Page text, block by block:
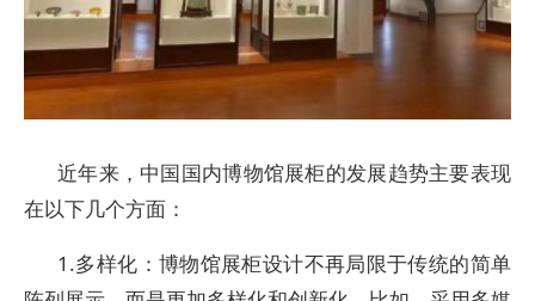
近年来，中国国内博物馆展柜的发展趋势主要表现
在以下几个方面：
1.多样化：博物馆展柜设计不再局限于传统的简单